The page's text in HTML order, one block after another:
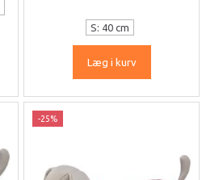
S: 40 cm
Læg i kurv
-25%